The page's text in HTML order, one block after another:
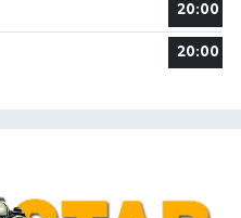
20:00
20:00